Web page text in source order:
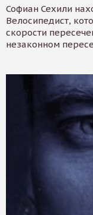
Софиан Сехили
Велосипедист,
скорости
незаконном